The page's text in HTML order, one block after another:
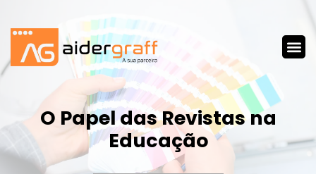
O Papel das Revistas na
Educação